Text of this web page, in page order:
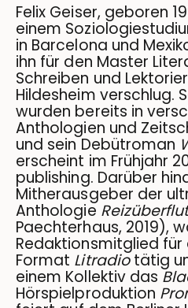
Felix Geiser, geboren
einem
in Barcelona und
ihn für den Master
Schreiben und
Hildesheim verschlug.
wurden bereits in
Anthologien und
und sein Debütroman
erscheint im Frühjahr
publishing. Darüber
Mitherausgeber der
Anthologie
Paechterhaus, 2019),
Redaktionsmitglied
Format Litradiotätig
einem Kollektiv das
Hörspielproduktion